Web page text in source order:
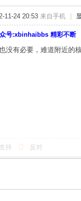
11-24 20:53 来自手机
号:xbinhaibbs 精彩不断
没有必要，难道附近的
支持 反对